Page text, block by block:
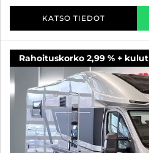
KATSO TIEDOT
Rahoituskorko 2,99 % + kulut